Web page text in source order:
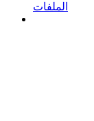
الملفات